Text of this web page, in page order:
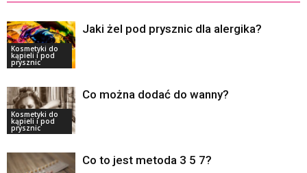
Kosmetyki do
kąpieli i pod
prysznic
Jaki żel pod prysznic dla alergika?
Kosmetyki do
kąpieli i pod
prysznic
Co można dodać do wanny?
Co to jest metoda 3 5 7?